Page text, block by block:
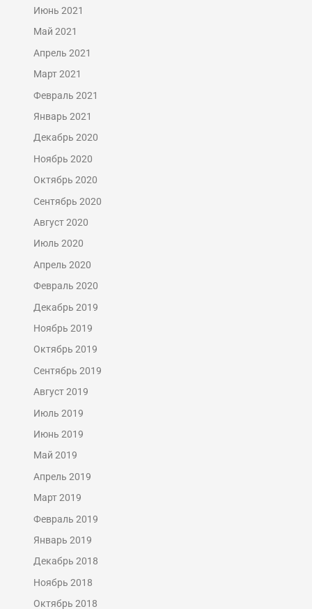
Июнь 2021
Май 2021
Апрель 2021
Март 2021
Февраль 2021
Январь 2021
Декабрь 2020
Ноябрь 2020
Октябрь 2020
Сентябрь 2020
Август 2020
Июль 2020
Апрель 2020
Февраль 2020
Декабрь 2019
Ноябрь 2019
Октябрь 2019
Сентябрь 2019
Август 2019
Июль 2019
Июнь 2019
Май 2019
Апрель 2019
Март 2019
Февраль 2019
Январь 2019
Декабрь 2018
Ноябрь 2018
Октябрь 2018